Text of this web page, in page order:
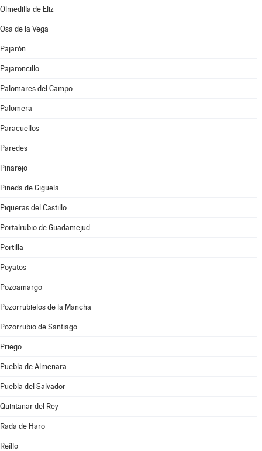
Olmedilla de Eliz
Osa de la Vega
Pajarón
Pajaroncillo
Palomares del Campo
Palomera
Paracuellos
Paredes
Pinarejo
Pineda de Gigüela
Piqueras del Castillo
Portalrubio de Guadamejud
Portilla
Poyatos
Pozoamargo
Pozorrubielos de la Mancha
Pozorrubio de Santiago
Priego
Puebla de Almenara
Puebla del Salvador
Quintanar del Rey
Rada de Haro
Reíllo